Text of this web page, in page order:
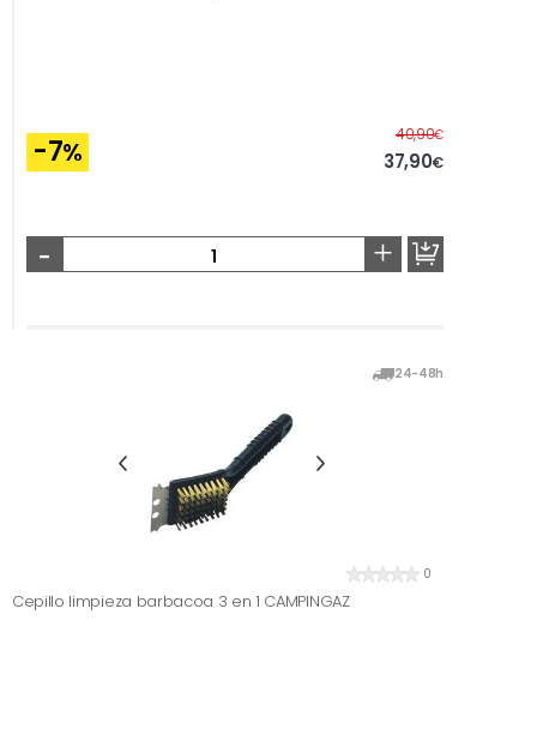
-7%
40,90€Before
37,90€
- +
24-48h
0
Cepillo limpieza barbacoa 3 en 1 CAMPINGAZ